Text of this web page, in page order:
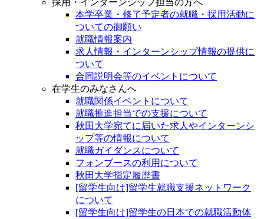
採用・インターンシップ担当の方へ
本学卒業・修了予定者の就職・採用活動に
ついての御願い
就職情報案内
求人情報・インターンシップ情報の提供に
ついて
合同説明会等のイベントについて
在学生のみなさんへ
就職関係イベントについて
就職推進担当での支援について
秋田大学宛てに届いた求人やインターンシ
ップ等の情報について
就職ガイダンスについて
フォンブースの利用について
秋田大学指定履歴書
[留学生向け]留学生就職支援ネットワーク
について
[留学生向け]留学生の日本での就職活動体